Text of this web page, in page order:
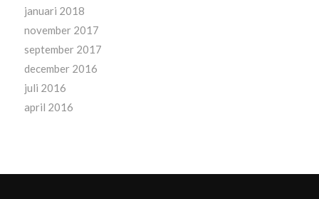
januari 2018
november 2017
september 2017
december 2016
juli 2016
april 2016